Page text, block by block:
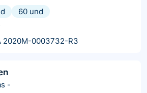
60 und
2020M-0003732-R3
-